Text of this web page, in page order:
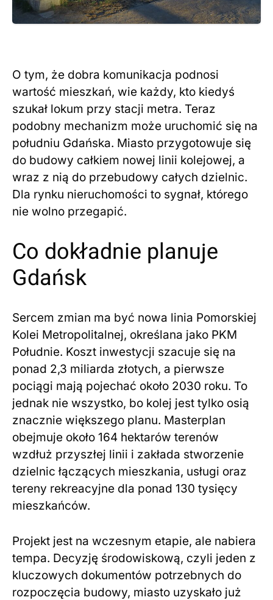
O tym, że dobra komunikacja podnosi
wartość mieszkań, wie każdy, kto kiedyś
szukał lokum przy stacji metra. Teraz
podobny mechanizm może uruchomić się na
południu Gdańska. Miasto przygotowuje się
do budowy całkiem nowej linii kolejowej, a
wraz z nią do przebudowy całych dzielnic.
Dla rynku nieruchomości to sygnał, którego
nie wolno przegapić.
Co dokładnie planuje
Gdańsk
Sercem zmian ma być nowa linia Pomorskiej
Kolei Metropolitalnej, określana jako PKM
Południe. Koszt inwestycji szacuje się na
ponad 2,3 miliarda złotych, a pierwsze
pociągi mają pojechać około 2030 roku. To
jednak nie wszystko, bo kolej jest tylko osią
znacznie większego planu. Masterplan
obejmuje około 164 hektarów terenów
wzdłuż przyszłej linii i zakłada stworzenie
dzielnic łączących mieszkania, usługi oraz
tereny rekreacyjne dla ponad 130 tysięcy
mieszkańców.
Projekt jest na wczesnym etapie, ale nabiera
tempa. Decyzję środowiskową, czyli jeden z
kluczowych dokumentów potrzebnych do
rozpoczęcia budowy, miasto uzyskało już